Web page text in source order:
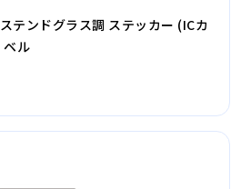
テンドグラス調 ステッカー (ICカ
ベル